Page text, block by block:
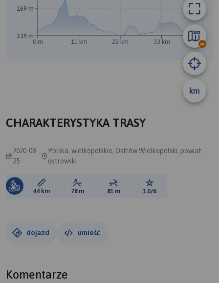
B
km
0 m 11 km 22 km 33 km 44 km
119 m
169 m
CHARAKTERYSTYKA TRASY
2020-08-
25
Polska, wielkopolskie, Ostrów Wielkopolski, powiat
ostrowski
Długość trasy:
44 km Suma przewyższeń:
78 m Suma spadków:
81 m Ocena trasy:
1.0/6
dojazd umieść
Komentarze